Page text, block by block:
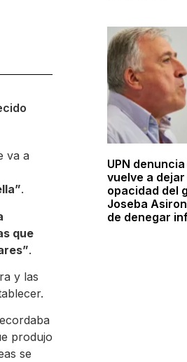
va a
.
que
.
y las
produjo
se
UPN
vuelve a
opacidad del
Joseba
de denegar